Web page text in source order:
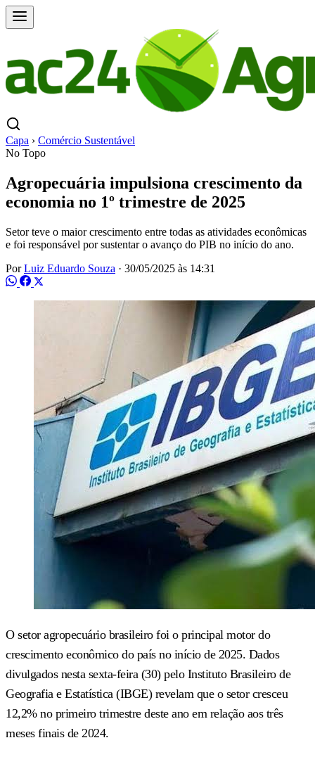
Capa › Comércio Sustentável
No Topo
Agropecuária impulsiona crescimento da
economia no 1º trimestre de 2025
Setor teve o maior crescimento entre todas as atividades econômicas
e foi responsável por sustentar o avanço do PIB no início do ano.
PorLuiz Eduardo Souza · 30/05/2025 às 14:31
O setor agropecuário brasileiro foi o principal motor do
crescimento econômico do país no início de 2025. Dados
divulgados nesta sexta-feira (30) pelo Instituto Brasileiro de
Geografia e Estatística (IBGE) revelam que o setor cresceu
12,2% no primeiro trimestre deste ano em relação aos três
meses finais de 2024.